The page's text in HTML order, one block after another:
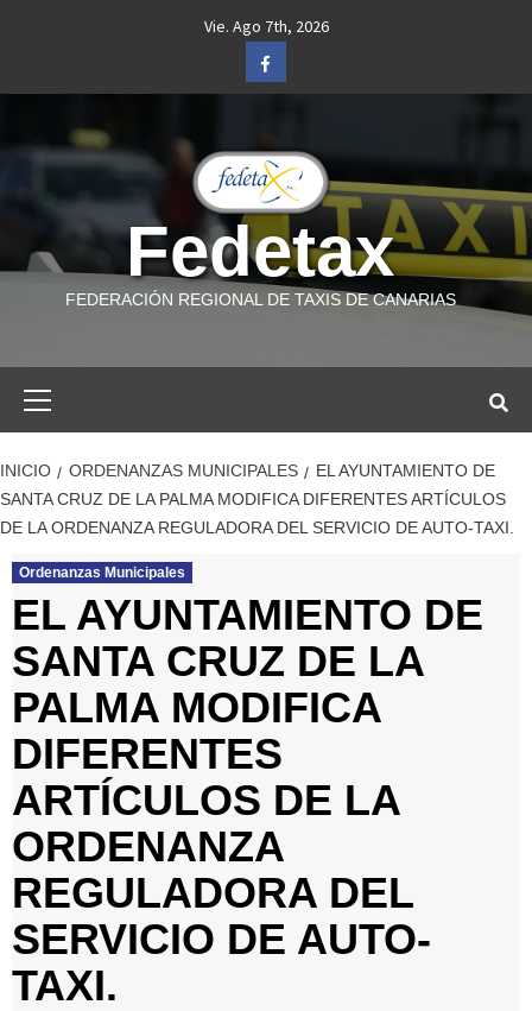
Vie. Ago 7th, 2026
Facebook
Fedetax
FEDERACIÓN REGIONAL DE TAXIS DE CANARIAS
INICIO ORDENANZAS MUNICIPALES
EL AYUNTAMIENTO DE
SANTA CRUZ DE LA PALMA MODIFICA DIFERENTES ARTÍCULOS
DE LA ORDENANZA REGULADORA DEL SERVICIO DE AUTO-TAXI.
Ordenanzas Municipales
EL AYUNTAMIENTO DE
SANTA CRUZ DE LA
PALMA MODIFICA
DIFERENTES
ARTÍCULOS DE LA
ORDENANZA
REGULADORA DEL
SERVICIO DE AUTO-
TAXI.